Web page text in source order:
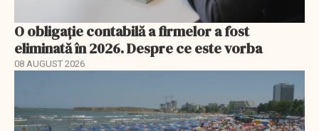
O obligație contabilă a firmelor a fost
eliminată în 2026. Despre ce este vorba
08 AUGUST 2026